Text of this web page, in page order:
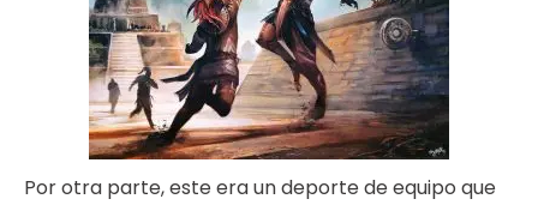
Por otra parte, este era un deporte de equipo que